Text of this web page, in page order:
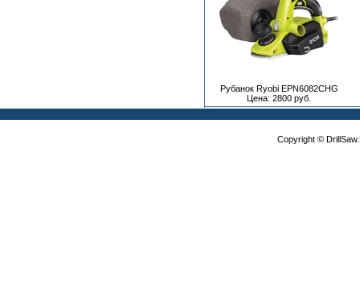
Рубанок Ryobi EPN6082CHG
Цена: 2800 руб.
Copyright ©